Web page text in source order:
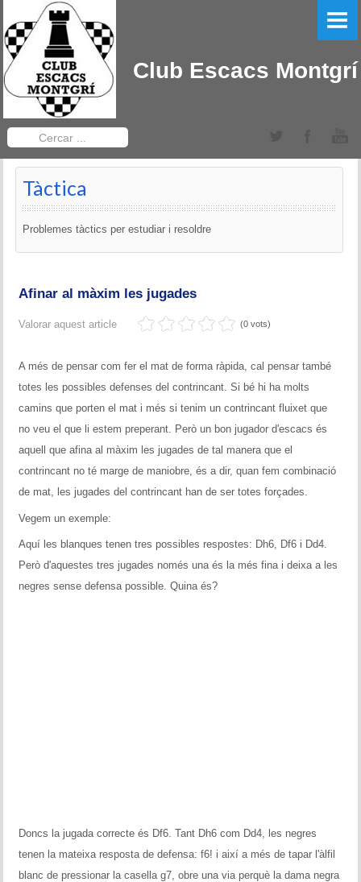
Club Escacs Montgrí
PORTADA
EL CLUB
LLIGA CATALANA
Equips Sub-12
TORNEIGS DEL CLUB
Obert Baix Ter IRT Sub 2200
Historial Obert Baix Ter
Historial del torneig Montgrí
Torneig de Nadal
Historial del torneig de Nadal
Historial del torneig social
Torneig Llampec
Historial del torneig llampec
Problemes
Tàctica
...
Tàctica
Problemes tàctics per estudiar i resoldre
Afinar al màxim les jugades
Valorar aquest article (0 vots)
A més de pensar com fer el mat de forma ràpida, cal pensar també
totes les possibles defenses del contrincant. Si bé hi ha molts
camins que porten el mat i més si tenim un contrincant fluixet que
no veu el que li estem preperant. Però un bon jugador d'escacs és
aquell que afina al màxim les jugades de tal manera que el
contrincant no té marge de maniobre, és a dir, quan fem combinació
de mat, les jugades del contrincant han de ser totes forçades.
Vegem un exemple:
Aquí les blanques tenen tres possibles respostes: Dh6, Df6 i Dd4.
Però d'aquestes tres jugades només una és la més fina i deixa a les
negres sense defensa possible. Quina és?
Doncs la jugada correcte és Df6. Tant Dh6 com Dd4, les negres
tenen la mateixa resposta de defensa: f6! i així a més de tapar l'àlfil
blanc de pressionar la casella g7, obre una via perquè la dama negra